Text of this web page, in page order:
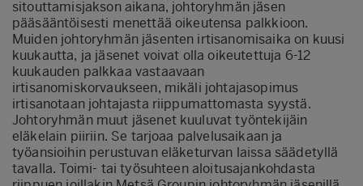
sitouttamisjakson aikana, johtoryhmän jäsen
pääsääntöisesti menettää oikeutensa palkkioon.
Muiden johtoryhmän jäsenten irtisanomisaika on kuusi
kuukautta, ja jäsenet voivat olla oikeutettuja 6-12
kuukauden palkkaa vastaavaan
irtisanomiskorvaukseen, mikäli johtajasopimus
irtisanotaan johtajasta riippumattomasta syystä.
Johtoryhmän muut jäsenet kuuluvat työntekijäin
eläkelain piiriin. Se tarjoaa palvelusaikaan ja
työansioihin perustuvan eläketurvan laissa säädetyllä
tavalla. Toimi- tai työsuhteen aloitusajankohdasta